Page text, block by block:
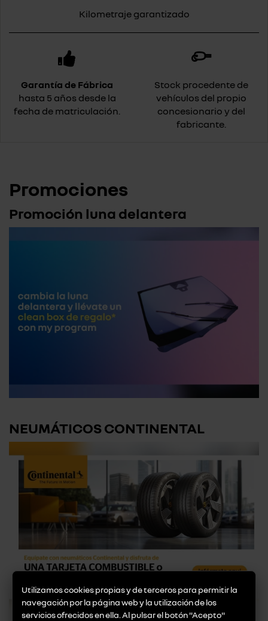
Kilometraje garantizado
Garantía de Fábrica
hasta 5 años desde la
fecha de matriculación.
Stock procedente de
vehículos del propio
concesionario y del
fabricante.
Promociones
Promoción luna delantera
NEUMÁTICOS CONTINENTAL
Utilizamos cookies propias y de terceros para permitir la
navegación por la página web y la utilización de los
servicios ofrecidos en ella. Al pulsar el botón "Acepto"